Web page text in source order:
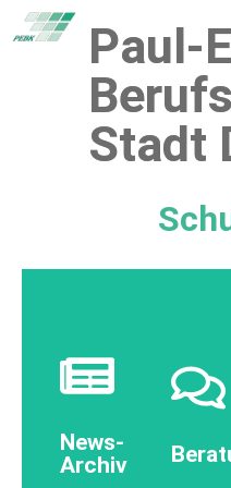
Paul-
Stadt
News-
Archiv